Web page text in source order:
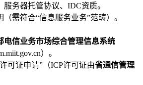
服务器托管协议、IDC资质。
（需符合“信息服务业务”范畴）。
电信业务市场综合管理信息系统
）。
可证申请”（ICP许可证由省通信管理